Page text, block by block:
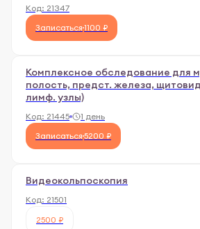
Код: 21347
Записаться 1100 ₽
Комплексное обследование для
полость, предст. железа,
лимф. узлы)
Код: 21445
1 день
Записаться 5200 ₽
Видеокольпоскопия
Код: 21501
2500 ₽